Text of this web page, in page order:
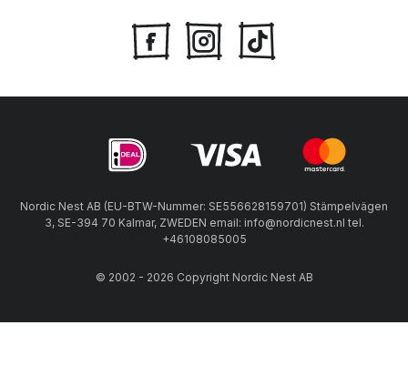
Nordic Nest AB (EU-BTW-Nummer: SE556628159701) Stämpelvägen
3, SE-394 70 Kalmar, ZWEDEN email: info@nordicnest.nl tel.
+46108085005
© 2002 - 2026 Copyright Nordic Nest AB